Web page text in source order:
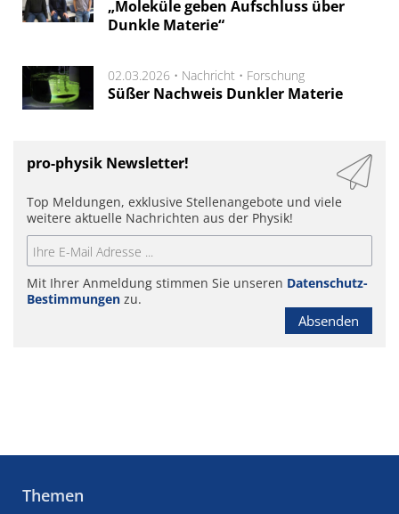
„Moleküle geben Aufschluss über
Dunkle Materie“
02.03.2026 • Nachricht • Forschung
Süßer Nachweis Dunkler Materie
pro-physik Newsletter!
Top Meldungen, exklusive Stellenangebote und viele
weitere aktuelle Nachrichten aus der Physik!
Mit Ihrer Anmeldung stimmen Sie unseren Datenschutz-
Bestimmungen zu.
Absenden
Themen